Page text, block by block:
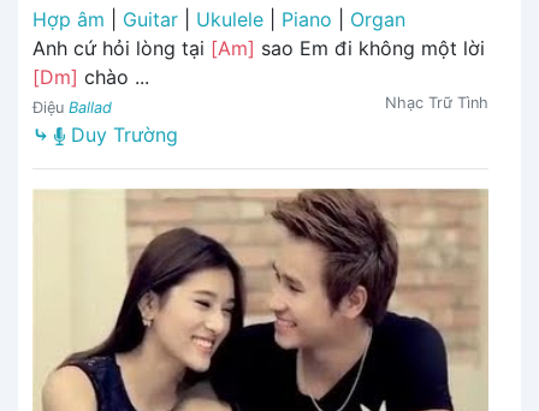
Hợp âm
Guitar Ukulele Piano
Organ
Anh cứ hỏi lòng tại [Am] sao Em đi không một lời
[Dm] chào ...
Điệu Ballad Nhạc Trữ Tình
⤷ Duy Trường